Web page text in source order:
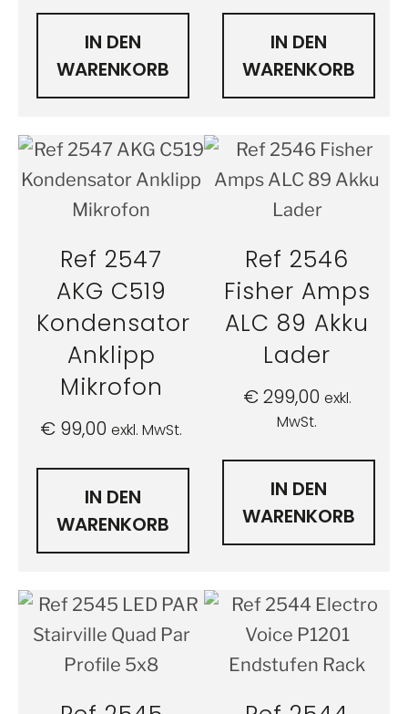
IN DEN
WARENKORB
IN DEN
WARENKORB
Ref 2547
AKG C519
Kondensator
Anklipp
Mikrofon
€ 99,00 exkl. MwSt.
IN DEN
WARENKORB
Ref 2546
Fisher Amps
ALC 89 Akku
Lader
€299,00 exkl.
MwSt.
IN DEN
WARENKORB